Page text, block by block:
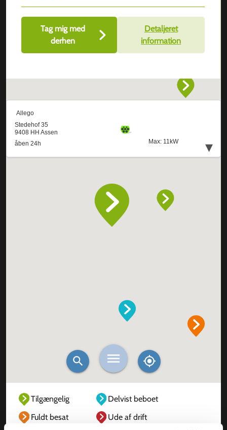
Tag mig med
derhen
Detaljeret
information
Tilgængelig
Delvist beboet
Fuldt besat
Ude af drift